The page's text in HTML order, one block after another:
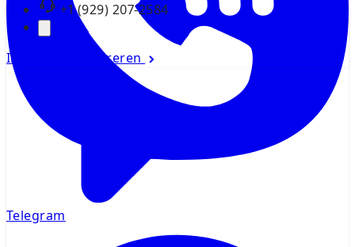
+1 (929) 207-2584
Inloggen Registreren
Telegram